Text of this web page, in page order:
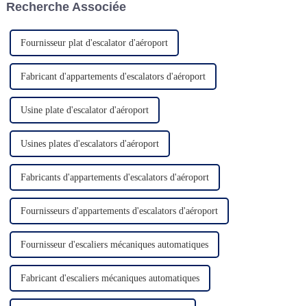
Recherche Associée
Fournisseur plat d'escalator d'aéroport
Fabricant d'appartements d'escalators d'aéroport
Usine plate d'escalator d'aéroport
Usines plates d'escalators d'aéroport
Fabricants d'appartements d'escalators d'aéroport
Fournisseurs d'appartements d'escalators d'aéroport
Fournisseur d'escaliers mécaniques automatiques
Fabricant d'escaliers mécaniques automatiques